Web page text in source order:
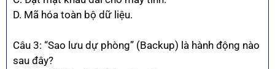
D. Mã hóa toàn bộ dữ liệu.
Câu 3: “Sao lưu dự phòng” (Backup) là hành động nào
sau đây?